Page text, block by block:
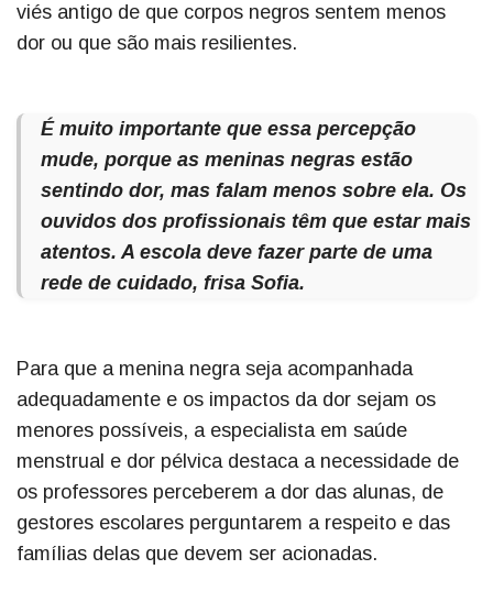
viés antigo de que corpos negros sentem menos
dor ou que são mais resilientes.
É muito importante que essa percepção
mude, porque as meninas negras estão
sentindo dor, mas falam menos sobre ela. Os
ouvidos dos profissionais têm que estar mais
atentos. A escola deve fazer parte de uma
rede de cuidado, frisa Sofia.
Para que a menina negra seja acompanhada
adequadamente e os impactos da dor sejam os
menores possíveis, a especialista em saúde
menstrual e dor pélvica destaca a necessidade de
os professores perceberem a dor das alunas, de
gestores escolares perguntarem a respeito e das
famílias delas que devem ser acionadas.